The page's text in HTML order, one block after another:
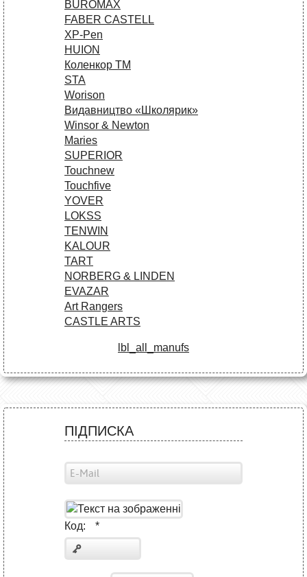
BUROMAX
FABER CASTELL
XP-Pen
HUION
Коленкор ТМ
STA
Worison
Видавництво «Школярик»
Winsor & Newton
Maries
SUPERIOR
Touchnew
Touchfive
YOVER
LOKSS
TENWIN
KALOUR
TART
NORBERG & LINDEN
EVAZAR
Art Rangers
CASTLE ARTS
lbl_all_manufs
ПІДПИСКА
Код: *